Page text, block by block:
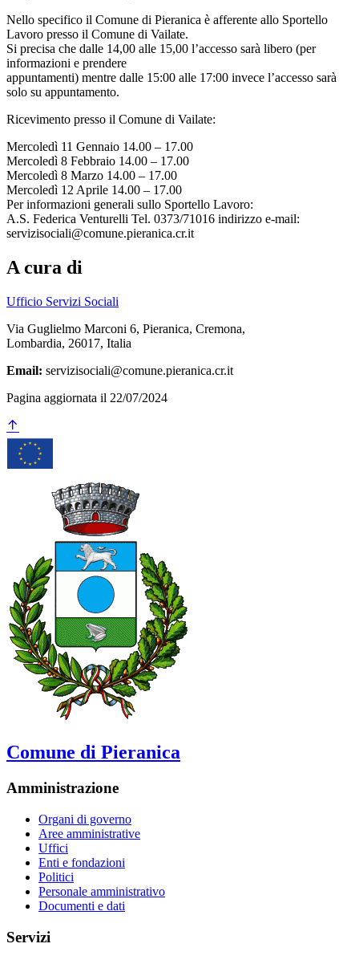
Nello specifico il Comune di Pieranica è afferente allo Sportello
Lavoro presso il Comune di Vailate.
Si precisa che dalle 14,00 alle 15,00 l’accesso sarà libero (per
informazioni e prendere
appuntamenti) mentre dalle 15:00 alle 17:00 invece l’accesso sarà
solo su appuntamento.
Ricevimento presso il Comune di Vailate:
Mercoledì 11 Gennaio 14.00 – 17.00
Mercoledì 8 Febbraio 14.00 – 17.00
Mercoledì 8 Marzo 14.00 – 17.00
Mercoledì 12 Aprile 14.00 – 17.00
Per informazioni generali sullo Sportello Lavoro:
A.S. Federica Venturelli Tel. 0373/71016 indirizzo e-mail:
servizisociali@comune.pieranica.cr.it
A cura di
Ufficio Servizi Sociali
Via Guglielmo Marconi 6, Pieranica, Cremona,
Lombardia, 26017, Italia
Email: servizisociali@comune.pieranica.cr.it
Pagina aggiornata il 22/07/2024
Comune di Pieranica
Amministrazione
Organi di governo
Aree amministrative
Uffici
Enti e fondazioni
Politici
Personale amministrativo
Documenti e dati
Servizi